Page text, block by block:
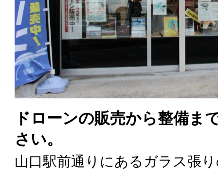
ドローンの販売から整備ま
さい。
山口駅前通りにあるガラス張